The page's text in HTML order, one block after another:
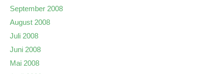
September 2008
August 2008
Juli 2008
Juni 2008
Mai 2008